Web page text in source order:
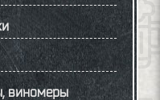
виномеры